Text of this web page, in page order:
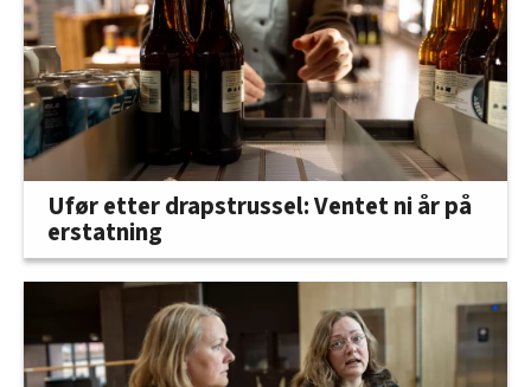
Ufør etter drapstrussel: Ventet ni år på
erstatning